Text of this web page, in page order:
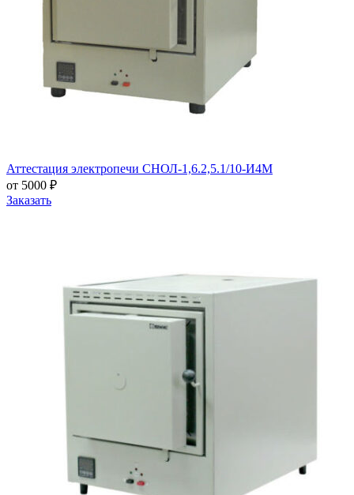
Аттестация электропечи СНОЛ-1,6.2,5.1/10-И4М
от 5000 ₽
Заказать